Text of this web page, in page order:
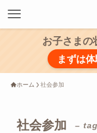
お子さまの
まずは
ホーム 社会参加
社会参加 –